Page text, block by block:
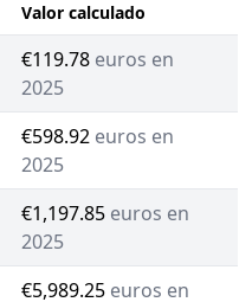
Valor calculado
€119.78 euros en
2025
€598.92 euros en
2025
€1,197.85 euros en
2025
€5,989.25 euros en